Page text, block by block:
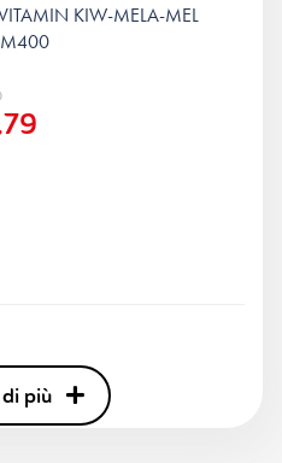
KIW-MELA-MEL
più